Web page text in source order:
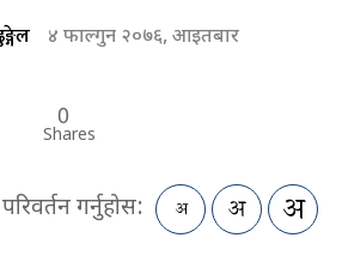
४ फाल्गुन २०७६, आइतबार
0
Shares
गर्नुहोस: